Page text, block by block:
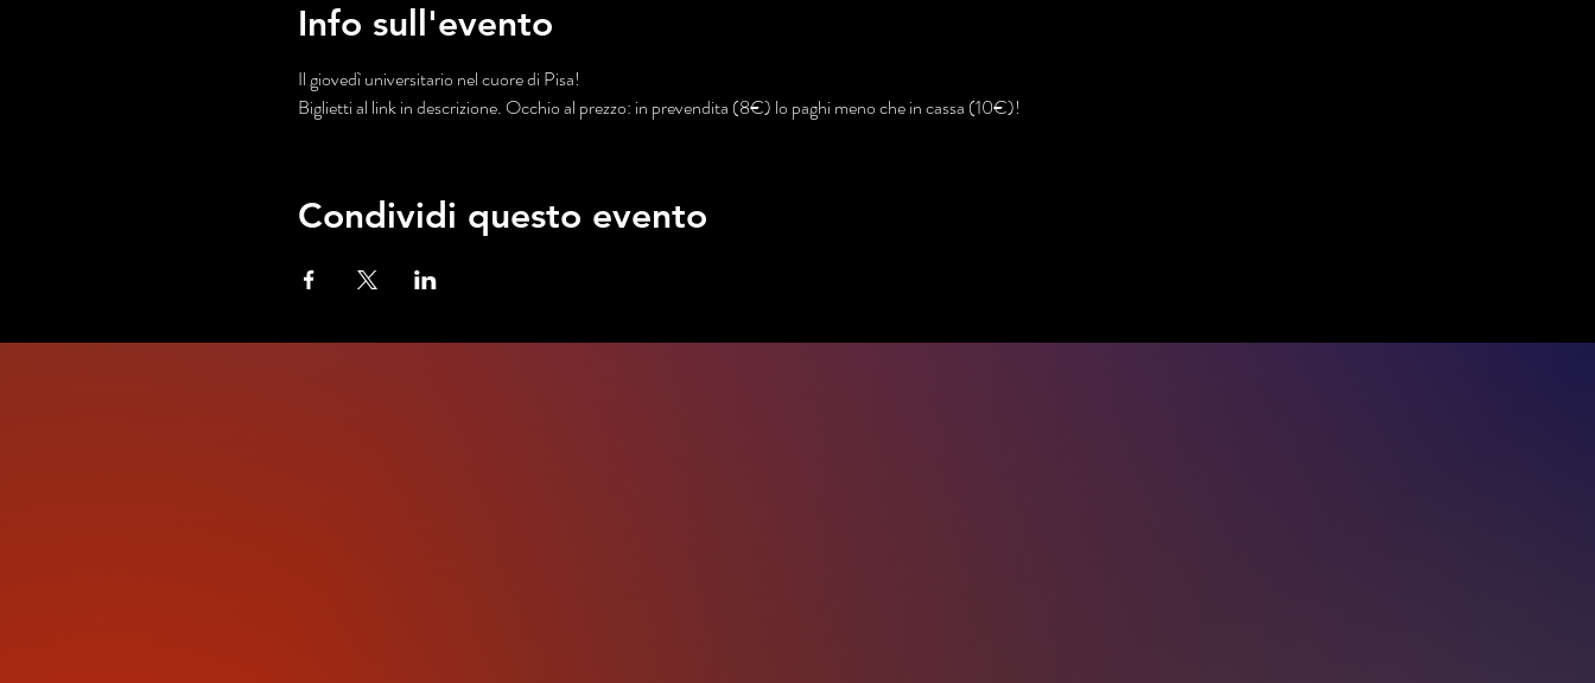
Info sull'evento
Il giovedì universitario nel cuore di Pisa!
Biglietti al link in descrizione. Occhio al prezzo: in prevendita (8€) lo paghi meno che in cassa (10€)!
Condividi questo evento